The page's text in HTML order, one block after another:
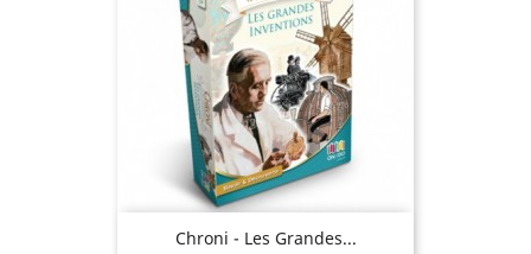
Chroni - Les Grandes...